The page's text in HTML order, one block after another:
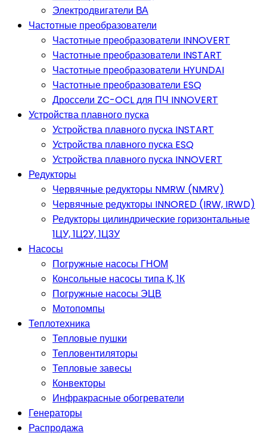
Электродвигатели ВА
Частотные преобразователи
Частотные преобразователи INNOVERT
Частотные преобразователи INSTART
Частотные преобразователи HYUNDAI
Частотные преобразователи ESQ
Дроссели ZC-OCL для ПЧ INNOVERT
Устройства плавного пуска
Устройства плавного пуска INSTART
Устройства плавного пуска ESQ
Устройства плавного пуска INNOVERT
Редукторы
Червячные редукторы NMRW (NMRV)
Червячные редукторы INNORED (IRW, IRWD)
Редукторы цилиндрические горизонтальные
1ЦУ, 1Ц2У, 1Ц3У
Насосы
Погружные насосы ГНОМ
Консольные насосы типа К, 1К
Погружные насосы ЭЦВ
Мотопомпы
Теплотехника
Тепловые пушки
Тепловентиляторы
Тепловые завесы
Конвекторы
Инфракрасные обогреватели
Генераторы
Распродажа